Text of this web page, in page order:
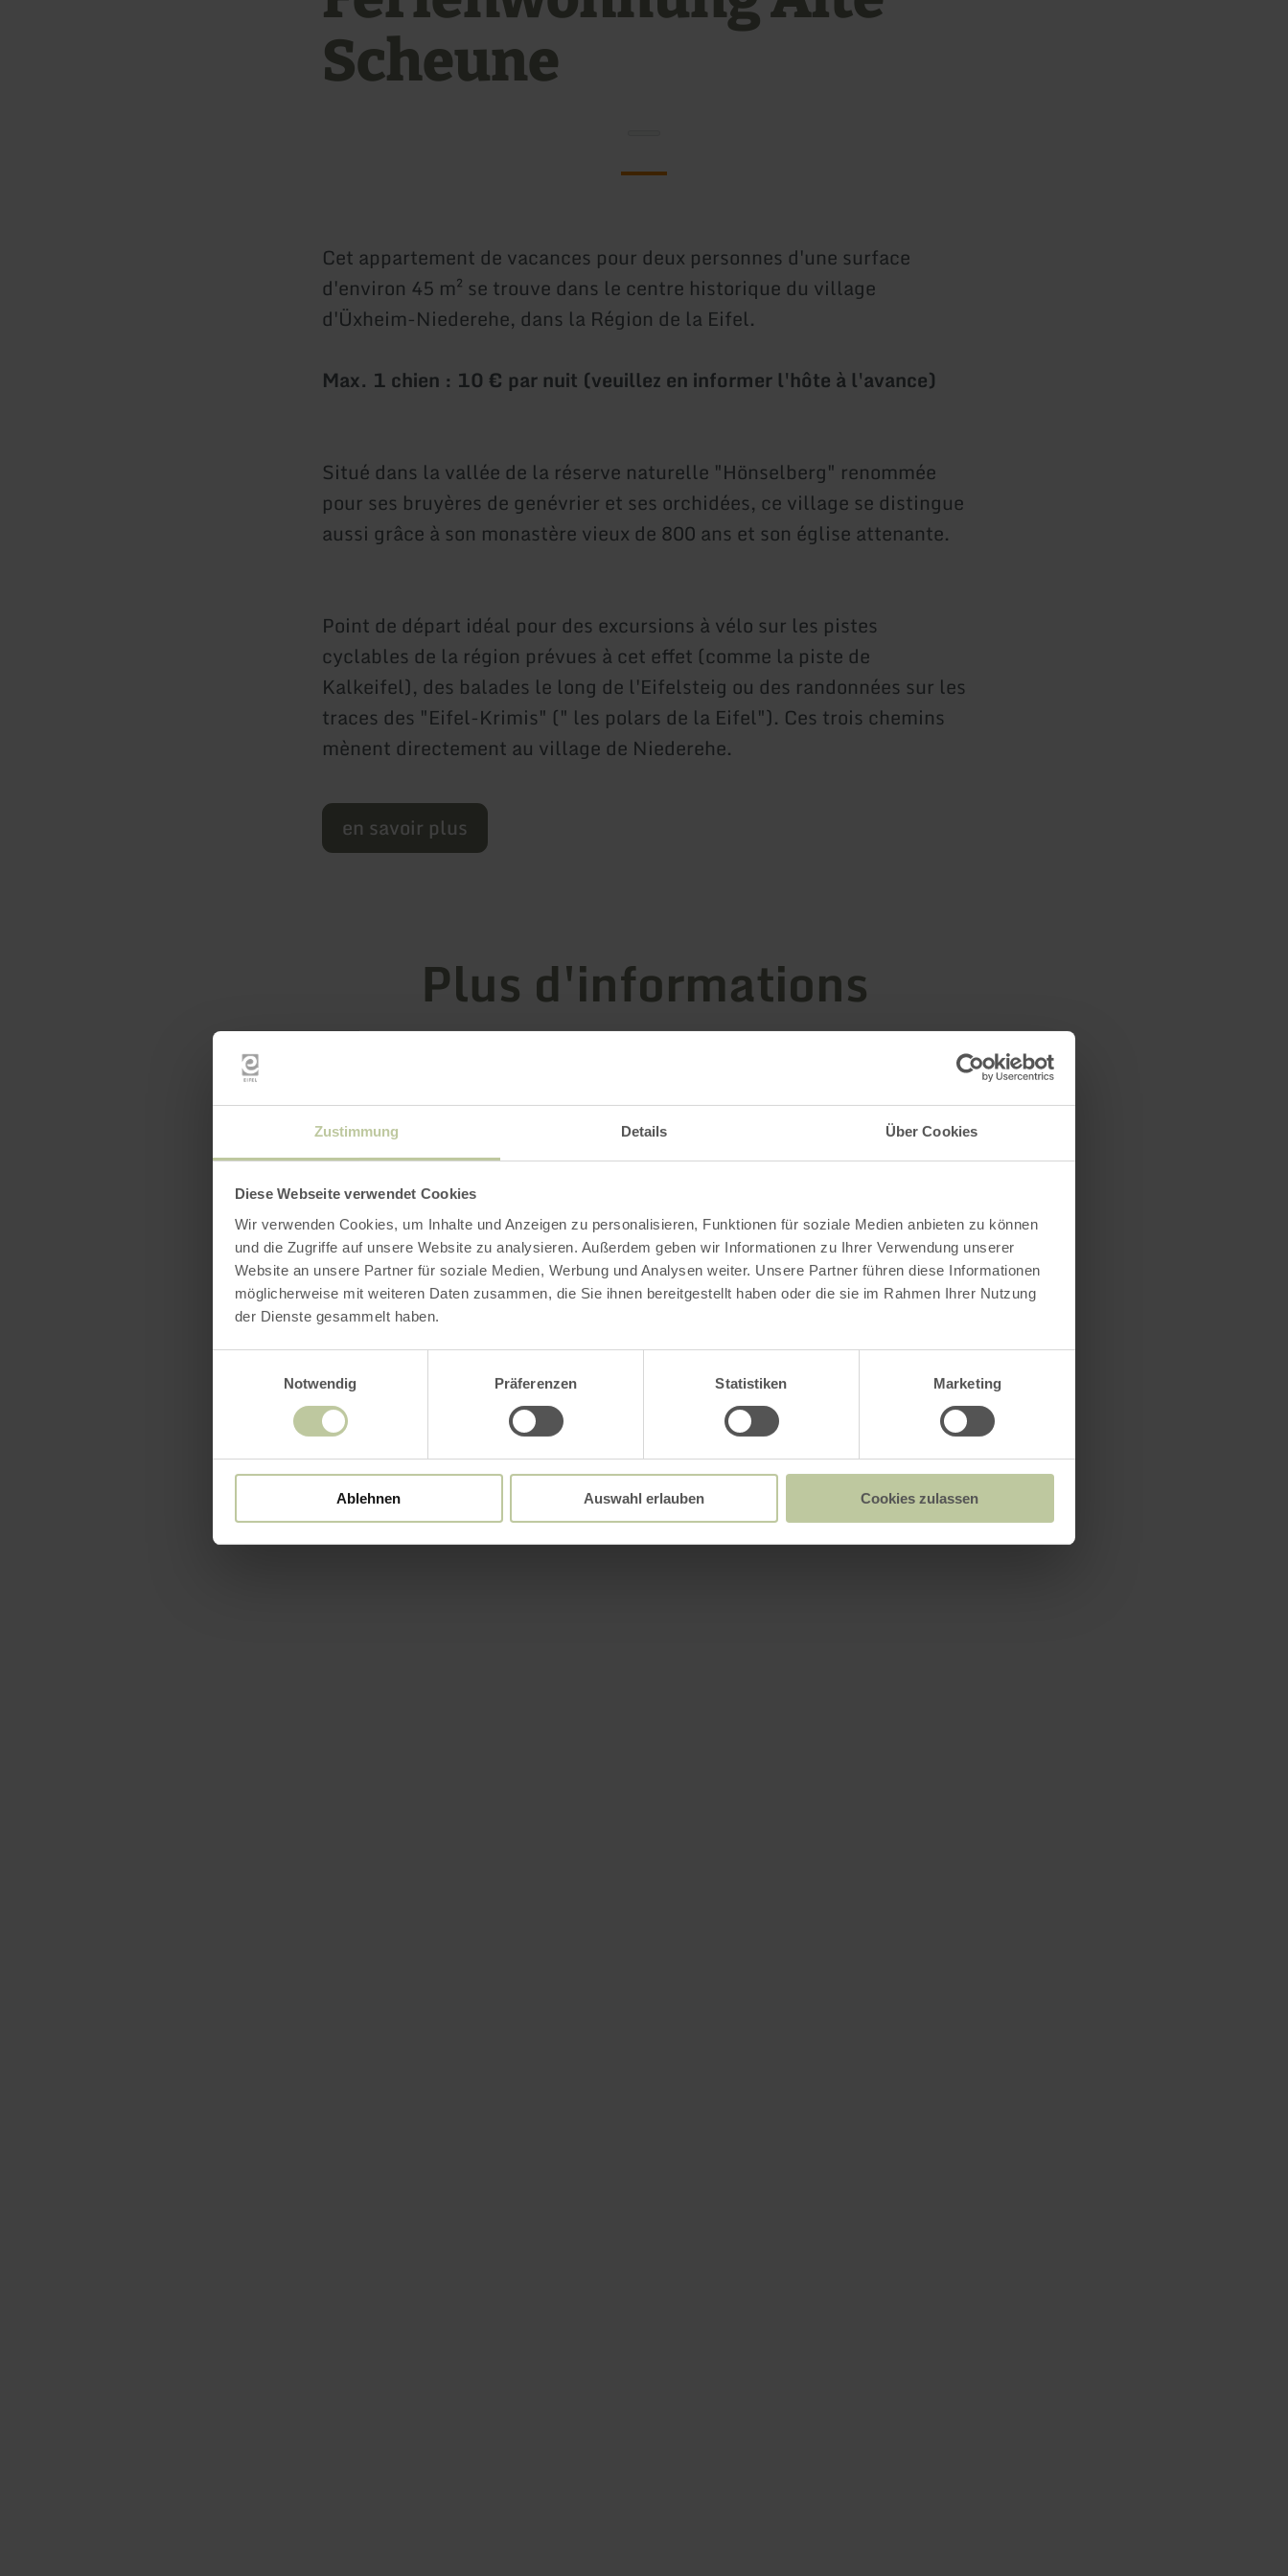
Zustimmung Details Über Cookies
Diese Webseite verwendet Cookies
Wir verwenden Cookies, um Inhalte und Anzeigen zu personalisieren, Funktionen für soziale Medien anbieten zu können
und die Zugriffe auf unsere Website zu analysieren. Außerdem geben wir Informationen zu Ihrer Verwendung unserer
Website an unsere Partner für soziale Medien, Werbung und Analysen weiter. Unsere Partner führen diese Informationen
möglicherweise mit weiteren Daten zusammen, die Sie ihnen bereitgestellt haben oder die sie im Rahmen Ihrer Nutzung
der Dienste gesammelt haben.
Notwendig
Präferenzen Statistiken Marketing
Ablehnen Auswahl erlauben Cookies zulassen
Scheune
Cet appartement de vacances pour deux personnes d'une surface
d'environ 45 m² se trouve dans le centre historique du village
d'Üxheim-Niederehe, dans la Région de la Eifel.
Max. 1 chien : 10 € par nuit (veuillez en informer l'hôte à l'avance)
Situé dans la vallée de la réserve naturelle "Hönselberg" renommée
pour ses bruyères de genévrier et ses orchidées, ce village se distingue
aussi grâce à son monastère vieux de 800 ans et son église attenante.
Point de départ idéal pour des excursions à vélo sur les pistes
cyclables de la région prévues à cet effet (comme la piste de
Kalkeifel), des balades le long de l'Eifelsteig ou des randonnées sur les
traces des "Eifel-Krimis" (" les polars de la Eifel"). Ces trois chemins
mènent directement au village de Niederehe.
en savoir plus
Plus d'informations
Équipements